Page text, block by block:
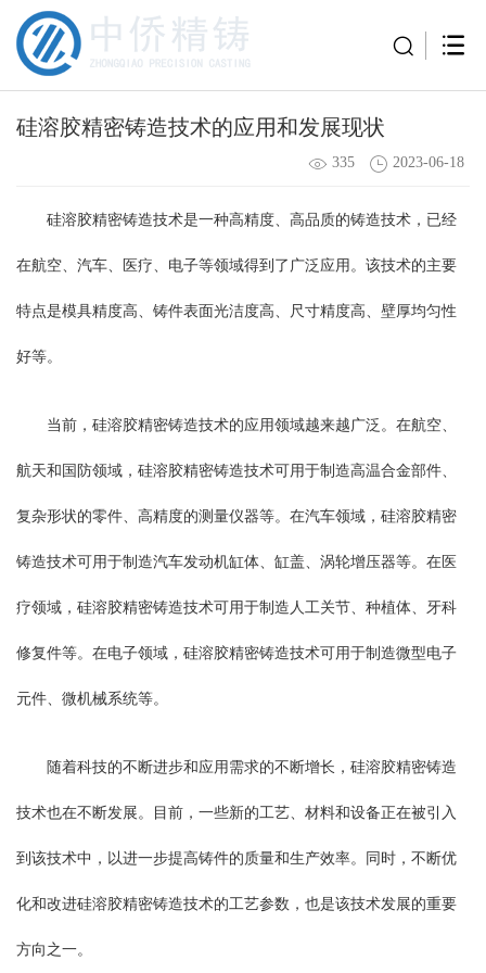
硅溶胶精密铸造技术的应用和发展现状
335 2023-06-18
硅溶胶精密铸造技术是一种高精度、高品质的铸造技术，已经
在航空、汽车、医疗、电子等领域得到了广泛应用。该技术的主要
特点是模具精度高、铸件表面光洁度高、尺寸精度高、壁厚均匀性
好等。
当前，硅溶胶精密铸造技术的应用领域越来越广泛。在航空、
航天和国防领域，硅溶胶精密铸造技术可用于制造高温合金部件、
复杂形状的零件、高精度的测量仪器等。在汽车领域，硅溶胶精密
铸造技术可用于制造汽车发动机缸体、缸盖、涡轮增压器等。在医
疗领域，硅溶胶精密铸造技术可用于制造人工关节、种植体、牙科
修复件等。在电子领域，硅溶胶精密铸造技术可用于制造微型电子
元件、微机械系统等。
随着科技的不断进步和应用需求的不断增长，硅溶胶精密铸造
技术也在不断发展。目前，一些新的工艺、材料和设备正在被引入
到该技术中，以进一步提高铸件的质量和生产效率。同时，不断优
化和改进硅溶胶精密铸造技术的工艺参数，也是该技术发展的重要
方向之一。